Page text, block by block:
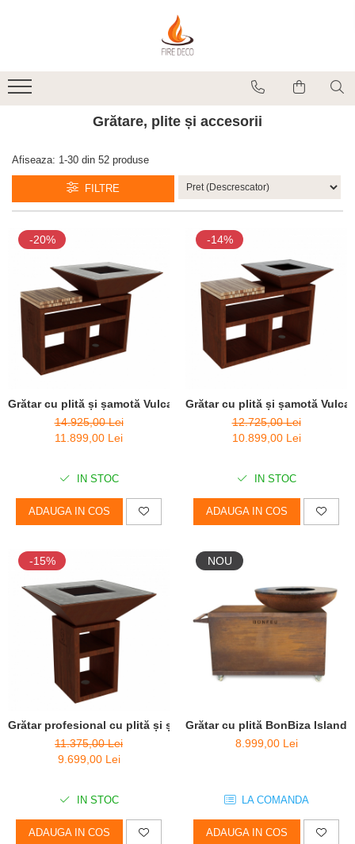
Vetre de foc
Grătare, plite și accesorii
Încălzitoare terasă electrice
Accesorii grătare și vetre de foc
Accesorii șemineu și decorațiuni
interior
Vase pentru gătit
Grătare, plite și accesorii
Afiseaza: 1-30 din 52 produse
FILTRE
-20%
Grătar cu plită și șamotă Vulcanus Pro 910 Masterchef
14.925,00 Lei
11.899,00 Lei
IN STOC
ADAUGA IN COS
-14%
Grătar cu plită și șamotă
12.725,00 Lei
10.899,00 Lei
IN STOC
ADAUGA IN COS
-15%
Grătar profesional cu plită și șamotă Vulcanus Pro 910 Chef
11.375,00 Lei
9.699,00 Lei
IN STOC
ADAUGA IN COS
NOU
Grătar cu plită BonBiza Island
8.999,00 Lei
LA COMANDA
ADAUGA IN COS